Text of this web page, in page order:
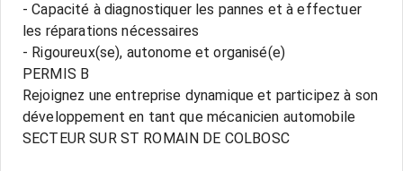
- Capacité à diagnostiquer les pannes et à effectuer
les réparations nécessaires
- Rigoureux(se), autonome et organisé(e)
PERMIS B
Rejoignez une entreprise dynamique et participez à son
développement en tant que mécanicien automobile
SECTEUR SUR ST ROMAIN DE COLBOSC